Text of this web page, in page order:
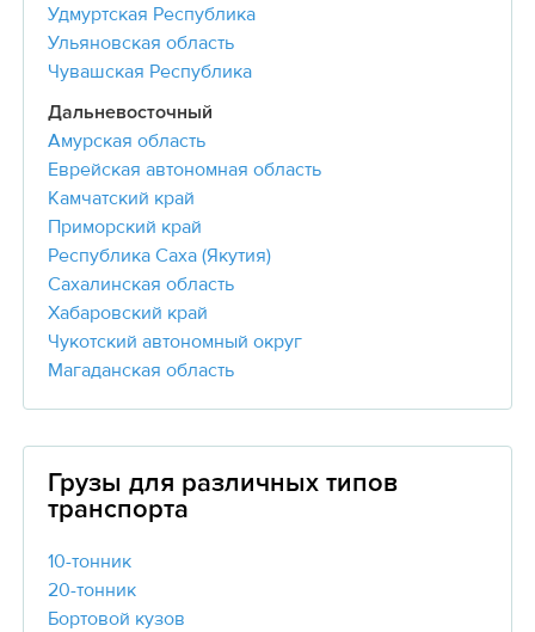
Удмуртская Республика
Ульяновская область
Чувашская Республика
Дальневосточный
Амурская область
Еврейская автономная область
Камчатский край
Приморский край
Республика Саха (Якутия)
Сахалинская область
Хабаровский край
Чукотский автономный округ
Магаданская область
Грузы для различных типов
транспорта
10-тонник
20-тонник
Бортовой кузов